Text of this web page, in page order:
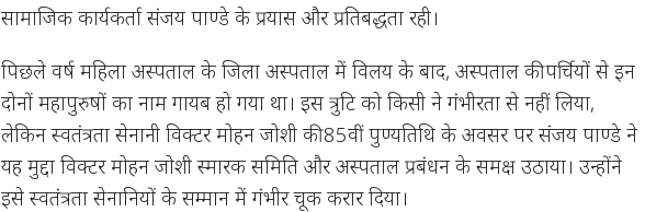
सामाजिक कार्यकर्ता संजय पाण्डे के प्रयास और प्रतिबद्धता रही।
पिछले वर्ष महिला अस्पताल के जिला अस्पताल में विलय के बाद, अस्पताल की पर्चियों से इन
दोनों महापुरुषों का नाम गायब हो गया था। इस त्रुटि को किसी ने गंभीरता से नहीं लिया,
लेकिन स्वतंत्रता सेनानी विक्टर मोहन जोशी की 85वीं पुण्यतिथि के अवसर पर संजय पाण्डे ने
यह मुद्दा विक्टर मोहन जोशी स्मारक समिति और अस्पताल प्रबंधन के समक्ष उठाया। उन्होंने
इसे स्वतंत्रता सेनानियों के सम्मान में गंभीर चूक करार दिया।